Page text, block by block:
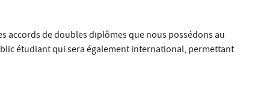
accords de doubles diplômes que nous possédons au
étudiant qui sera également international, permettant